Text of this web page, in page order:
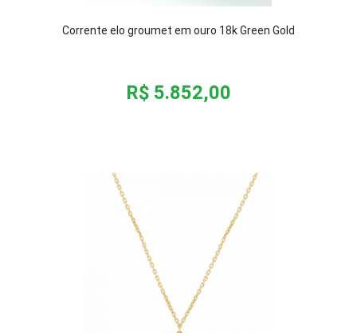
Corrente elo groumet em ouro 18k Green Gold
R$ 5.852,00